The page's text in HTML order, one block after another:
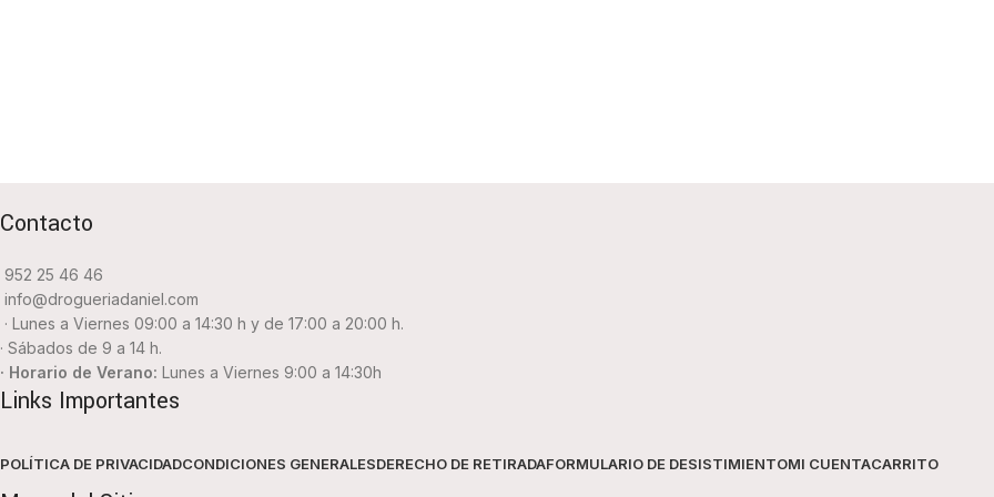
Contacto
952 25 46 46
info@drogueriadaniel.com
· Lunes a Viernes 09:00 a 14:30 h y de 17:00 a 20:00 h.
· Sábados de 9 a 14 h.
· Horario de Verano: Lunes a Viernes 9:00 a 14:30h
Links Importantes
POLÍTICA DE PRIVACIDADCONDICIONES GENERALESDERECHO DE RETIRADAFORMULARIO DE DESISTIMIENTOMI CUENTACARRITO